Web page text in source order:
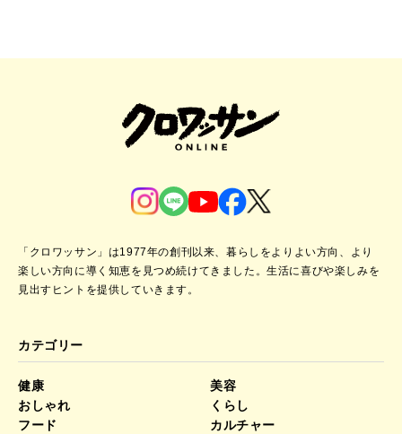
「クロワッサン」は1977年の創刊以来、暮らしをよりよい方向、より
楽しい方向に導く知恵を見つめ続けてきました。生活に喜びや楽しみを
見出すヒントを提供していきます。
カテゴリー
健康
美容
おしゃれ
くらし
フード
カルチャー